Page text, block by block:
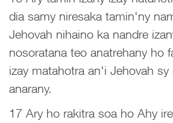
dia samy niresaka tamin'ny
Jehovah nihaino ka nandre
nosoratana teo anatrehany ho
izay matahotra an'i Jehovah sy
anarany.
17 Ary ho rakitra soa ho Ahy